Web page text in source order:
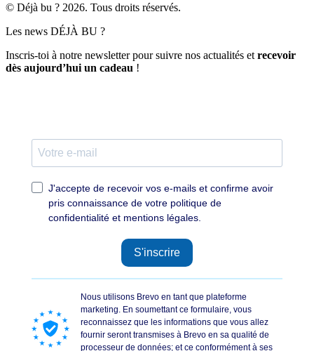
© Déjà bu ? 2026. Tous droits réservés.
Les news DÉJÀ BU ?
Inscris-toi à notre newsletter pour suivre nos actualités et recevoir
dès aujourd’hui un cadeau !
J'accepte de recevoir vos e-mails et confirme avoir
pris connaissance de votre politique de
confidentialité et mentions légales.
S'inscrire
Nous utilisons Brevo en tant que plateforme
marketing. En soumettant ce formulaire, vous
reconnaissez que les informations que vous allez
fournir seront transmises à Brevo en sa qualité de
processeur de données; et ce conformément à ses